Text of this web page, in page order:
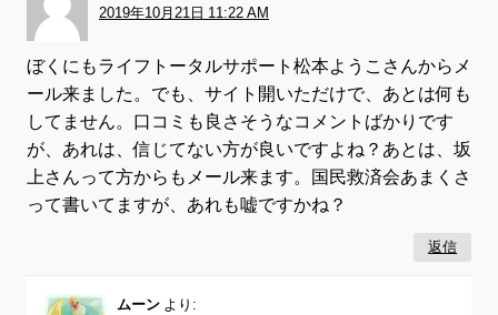
2019年10月21日 11:22 AM
ぼくにもライフトータルサポート松本ようこさんからメ
ール来ました。でも、サイト開いただけで、あとは何も
してません。口コミも良さそうなコメントばかりです
が、あれは、信じてない方が良いですよね？あとは、坂
上さんって方からもメール来ます。国民救済会あまくさ
って書いてますが、あれも嘘ですかね？
返信
ムーン より: